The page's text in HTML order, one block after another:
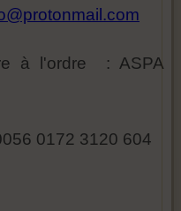
à l'ordre : ASPA
0172 3120 604